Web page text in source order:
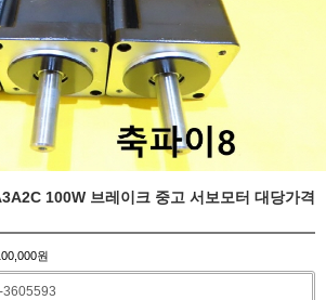
100W 브레이크 중고 서보모터 대당가격
원
3605593